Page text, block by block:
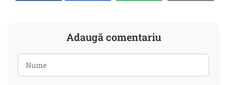
Adaugă comentariu